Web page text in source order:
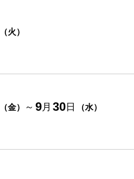
（火）
（金） ～ 9月 30日 （水）